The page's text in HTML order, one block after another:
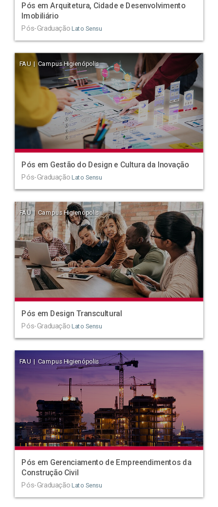
Pós em Arquitetura, Cidade e Desenvolvimento
Imobiliário
Pós-Graduação Lato Sensu
FAU | Campus Higienópolis
Pós em Gestão do Design e Cultura da Inovação
Pós-Graduação Lato Sensu
FAU | Campus Higienópolis
Pós em Design Transcultural
Pós-Graduação Lato Sensu
FAU | Campus Higienópolis
Pós em Gerenciamento de Empreendimentos da
Construção Civil
Pós-Graduação Lato Sensu